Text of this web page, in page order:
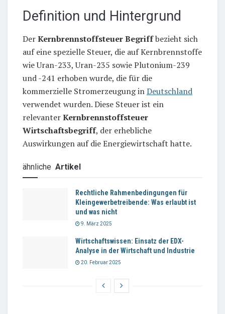
Definition und Hintergrund
DerKernbrennstoffsteuer Begriffbezieht sich
auf eine spezielle Steuer, die auf Kernbrennstoffe
wie Uran-233, Uran-235 sowie Plutonium-239
und -241 erhoben wurde, die für die
kommerzielle Stromerzeugung inDeutschland
verwendet wurden. Diese Steuer ist ein
relevanterKernbrennstoffsteuer
Wirtschaftsbegriff, der erhebliche
Auswirkungen auf die Energiewirtschaft hatte.
ähnliche Artikel
Rechtliche Rahmenbedingungen für
Kleingewerbetreibende: Was erlaubt ist
und was nicht
9. März 2025
Wirtschaftswissen: Einsatz der EDX-
Analyse in der Wirtschaft und Industrie
20. Februar 2025